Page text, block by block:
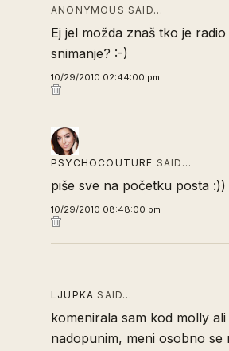
ANONYMOUS SAID…
Ej jel možda znaš tko je
snimanje? :-)
10/29/2010 02:44:00 pm
PSYCHOCOUTURE SAID…
piše sve na početku posta :))
10/29/2010 08:48:00 pm
LJUPKA SAID…
komenirala sam kod molly ali
nadopunim, meni osobno se